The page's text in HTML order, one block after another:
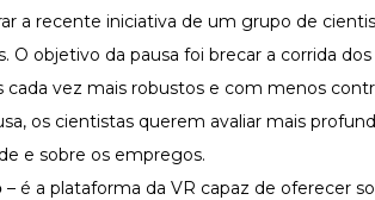
a recente iniciativa de um grupo de
. O objetivo da pausa foi brecar a corrida
cada vez mais robustos e com menos
os cientistas querem avaliar mais
e sobre os empregos.
– é a plataforma da VR capaz de oferecer